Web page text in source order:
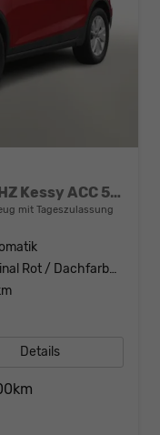
Style DSG NeuMod VollLED SHZ Kessy ACC 5JG
mit Tageszulassung
Liminal Rot / Dachfarbe schwarz
Details